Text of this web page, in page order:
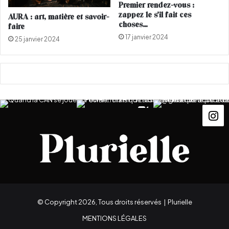
î
n
e
s
r
n
z
AURA : art, matière et savoir-
faire
25 janvier 2024
Premier rendez-vous :
zappez le s’il fait ces
choses…
17 janvier 2024
© Copyright 2026, Tous droits réservés | Plurielle
MENTIONS LÉGALES